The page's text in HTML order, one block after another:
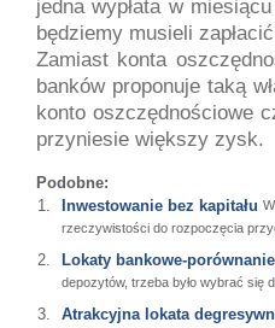
jedna wypłata w
będziemy musieli
Zamiast konta
banków proponuje taką
konto oszczędnościowe
przyniesie większy zysk.
Podobne:
Inwestowanie bez kapitału
rzeczywistości do rozpoczęcia
Lokaty bankowe-
depozytów, trzeba było wybrać się
Atrakcyjna lokata